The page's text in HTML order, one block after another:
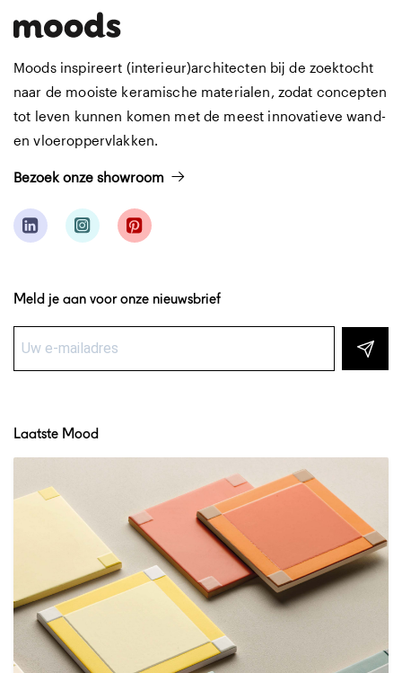
Moods inspireert (interieur)architecten bij de zoektocht
naar de mooiste keramische materialen, zodat concepten
tot leven kunnen komen met de meest innovatieve wand-
en vloeroppervlakken.
Bezoek onze showroom
Meld je aan voor onze nieuwsbrief
Laatste Mood